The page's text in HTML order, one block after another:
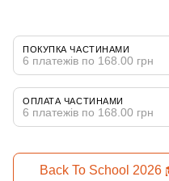
ПОКУПКА ЧАСТИНАМИ
6 платежів по 168.00 грн
ОПЛАТА ЧАСТИНАМИ
6 платежів по 168.00 грн
Back To School 2026